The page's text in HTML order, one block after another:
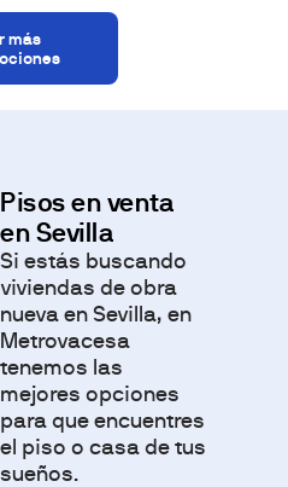
más
Pisos en venta
en Sevilla
Si estás buscando
viviendas de obra
nueva en Sevilla, en
Metrovacesa
tenemos las
mejores opciones
para que encuentres
el piso o casa de tus
sueños.